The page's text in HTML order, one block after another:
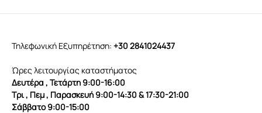
Τηλεφωνική Εξυπηρέτηση: +30 2841024437
Ώρες λειτουργίας καταστήματος
Δευτέρα , Τετάρτη 9:00-16:00
Τρι , Πεμ , Παρασκευή 9:00-14:30 & 17:30-21:00
Σάββατο 9:00-15:00